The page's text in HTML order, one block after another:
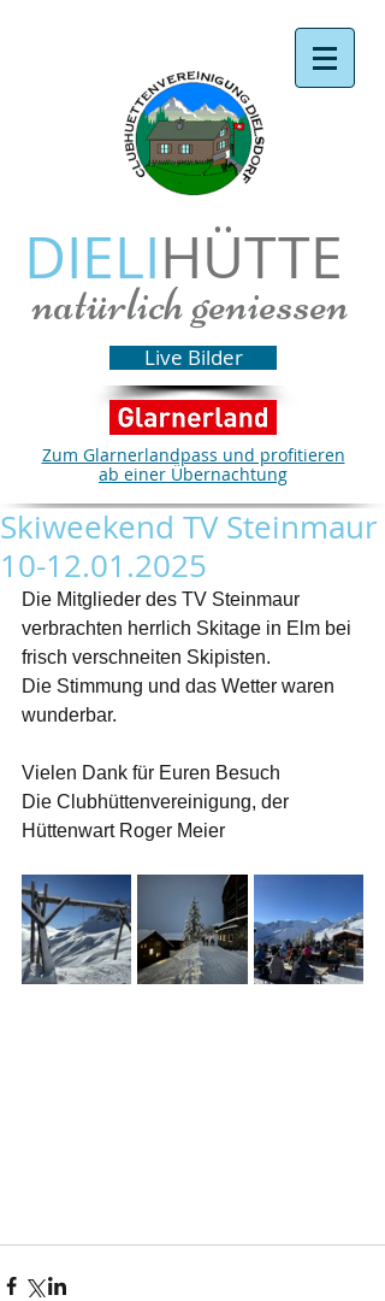
DIELIHÜTTE
natürlich geniessen
Live Bilder
Zum Glarnerlandpass und profitieren
ab einer Übernachtung
Skiweekend TV Steinmaur
10-12.01.2025
Die Mitglieder des TV Steinmaur
verbrachten herrlich Skitage in Elm bei
frisch verschneiten Skipisten.
Die Stimmung und das Wetter waren
wunderbar.
Vielen Dank für Euren Besuch
Die Clubhüttenvereinigung, der
Hüttenwart Roger Meier